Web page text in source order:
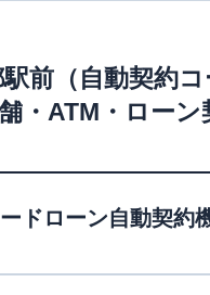
前（自動契約コ
・ATM・ローン
ドローン自動契約